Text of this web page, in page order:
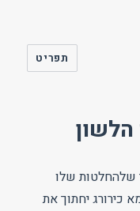
תפריט
הלשון
שלהחלטות שלו
כירורג יחתוך את